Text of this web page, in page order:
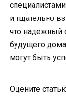
и тщательно
что надежный
будущего
могут быть
Оцените